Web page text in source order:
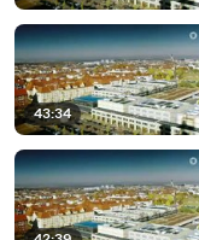
43:34